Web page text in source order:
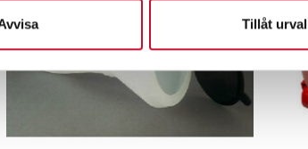
Tillåt urval